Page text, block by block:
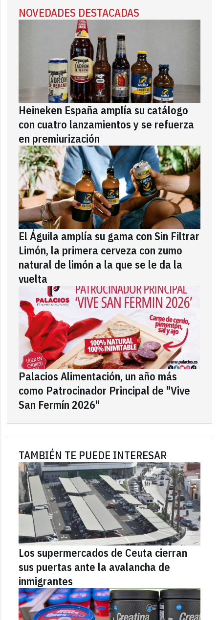
NOVEDADES DESTACADAS
Heineken España amplía su catálogo
con cuatro lanzamientos y se refuerza
en premiurización
El Águila amplía su gama con Sin Filtrar
Limón, la primera cerveza con zumo
natural de limón a la que se le da la
vuelta
Palacios Alimentación, un año más
como Patrocinador Principal de "Vive
San Fermín 2026"
TAMBIÉN TE PUEDE INTERESAR
Los supermercados de Ceuta cierran
sus puertas ante la avalancha de
inmigrantes